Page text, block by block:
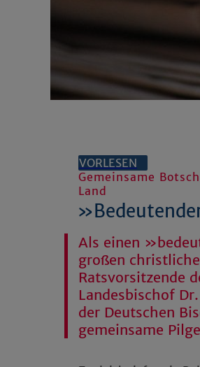
VORLESEN
Gemeinsame
Land
Als einen
großen
Ratsvorsitzende
Landesbischof
der Deutschen
gemeinsame